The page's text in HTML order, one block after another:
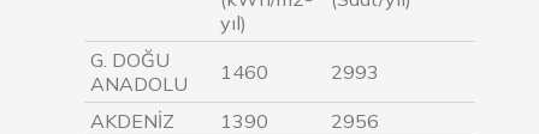
yıl)
G. DOĞU
ANADOLU
1460 2993
AKDENİZ 1390
2956